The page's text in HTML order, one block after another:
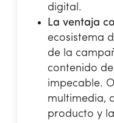
digital.
La ventaja
ecosistema
de la
contenido
impecable.
multimedia,
producto y